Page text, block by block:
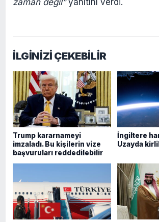
İLGİNİZİ ÇEKEBİLİR
Trump kararnameyi
imzaladı. Bu kişilerin vize
başvuruları reddedilebilir
İngiltere
Uzayda